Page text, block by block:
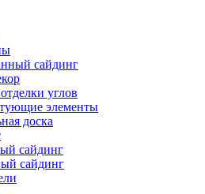
сайдинг
углов
элементы
доска
сайдинг
сайдинг